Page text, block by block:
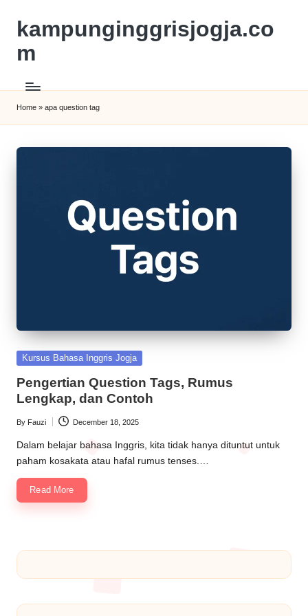
kampunginggrisjogja.co
m
Home » apa question tag
Kursus Bahasa Inggris Jogja
Pengertian Question Tags, Rumus
Lengkap, dan Contoh
By Fauzi December 18, 2025
Dalam belajar bahasa Inggris, kita tidak hanya dituntut untuk
paham kosakata atau hafal rumus tenses.…
Read More